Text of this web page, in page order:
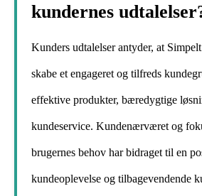
kundernes
Kunders udtalelser antyder, at
skabe et engageret og tilfreds
effektive produkter, bæredygtige
kundeservice. Kundenærværet og
brugernes behov har bidraget til en
kundeoplevelse og tilbagevendende